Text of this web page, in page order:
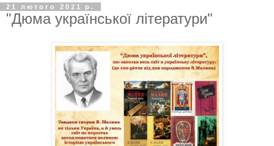
21 лютого 2021 р.
"Дюма української літератури"